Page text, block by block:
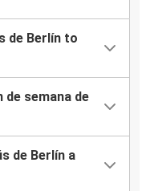
de Berlín to
de semana de
de Berlín a